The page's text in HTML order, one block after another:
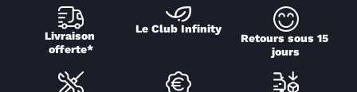
Livraison
offerte*
Le Club Infinity
Retours sous 15
jours